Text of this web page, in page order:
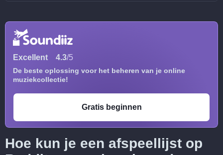
Excellent 4.3/5
De beste oplossing voor het beheren van je online
muziekcollectie!
Gratis beginnen
Hoe kun je een afspeellijst op